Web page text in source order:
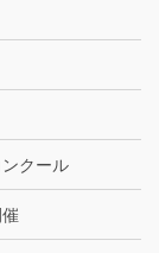
クール